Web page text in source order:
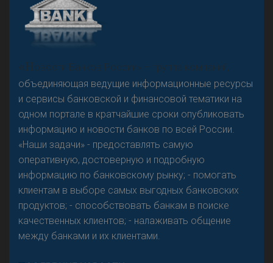
«Н
овости Банков России» – группа компаний,
объединяющая ведущие информационные ресурсы
и сервисы банковской и финансовой тематики на
одном портале в кратчайшие сроки опубликовать
информацию и новости банков по всей России.
«Наши задачи» - предоставлять самую
оперативную, достоверную и подробную
информацию по банковскому рынку; - помогать
клиентам в выборе самых выгодных банковских
продуктов; - способствовать банкам в поиске
качественных клиентов; - налаживать общение
между банками и их клиентами.